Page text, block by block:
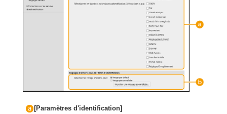
[Paramètres d'identification]